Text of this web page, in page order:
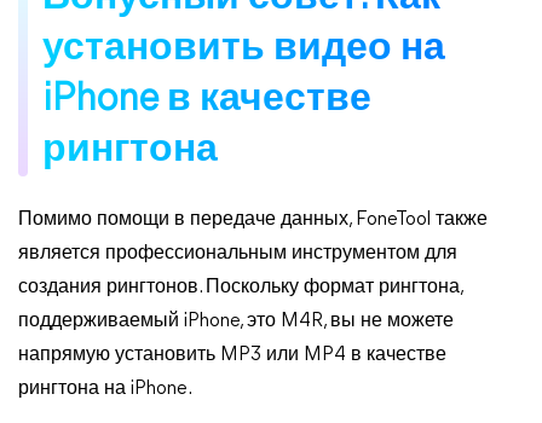
установить видео на
iPhone в качестве
рингтона
Помимо помощи в передаче данных, FoneTool также
является профессиональным инструментом для
создания рингтонов. Поскольку формат рингтона,
поддерживаемый iPhone, это M4R, вы не можете
напрямую установить MP3 или MP4 в качестве
рингтона на iPhone.